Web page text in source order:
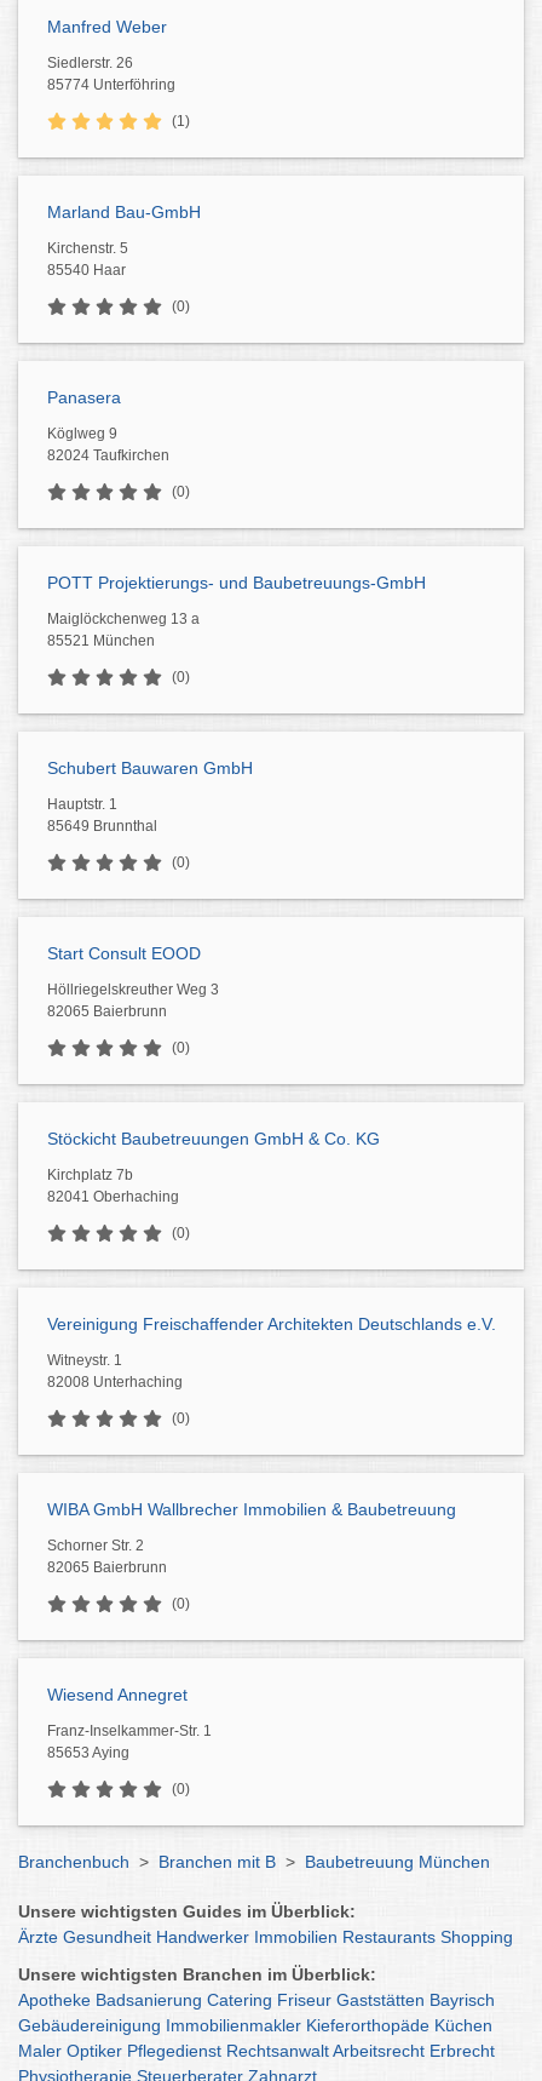
Manfred Weber
Siedlerstr. 26
85774 Unterföhring
(1)
Marland Bau-GmbH
Kirchenstr. 5
85540 Haar
(0)
Panasera
Köglweg 9
82024 Taufkirchen
(0)
POTT Projektierungs- und Baubetreuungs-GmbH
Maiglöckchenweg 13 a
85521 München
(0)
Schubert Bauwaren GmbH
Hauptstr. 1
85649 Brunnthal
(0)
Start Consult EOOD
Höllriegelskreuther Weg 3
82065 Baierbrunn
(0)
Stöckicht Baubetreuungen GmbH & Co. KG
Kirchplatz 7b
82041 Oberhaching
(0)
Vereinigung Freischaffender Architekten Deutschlands e.V.
Witneystr. 1
82008 Unterhaching
(0)
WIBA GmbH Wallbrecher Immobilien & Baubetreuung
Schorner Str. 2
82065 Baierbrunn
(0)
Wiesend Annegret
Franz-Inselkammer-Str. 1
85653 Aying
(0)
Branchenbuch > Branchen mit B > Baubetreuung München
Unsere wichtigsten Guides im Überblick:
Ärzte Gesundheit Handwerker Immobilien Restaurants Shopping
Unsere wichtigsten Branchen im Überblick:
Apotheke Badsanierung Catering Friseur Gaststätten Bayrisch
Gebäudereinigung Immobilienmakler Kieferorthopäde Küchen
Maler Optiker Pflegedienst RechtsanwaltArbeitsrecht Erbrecht
Physiotherapie Steuerberater Zahnarzt